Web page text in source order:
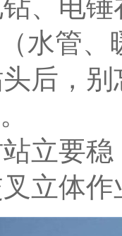
、电锤
水管
后，别
立要稳
立体作